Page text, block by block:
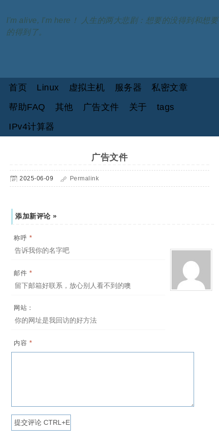
I'm alive, I'm here！ 人生的两大悲剧：想要的没得到和想要
的得到了。
首页 Linux 虚拟主机 服务器
私密文章
帮助FAQ
其他 广告文件 关于
tags
IPv4计算器
广告文件
2025-06-09 Permalink
添加新评论 »
称呼 *
邮件 *
网站：
内容 *